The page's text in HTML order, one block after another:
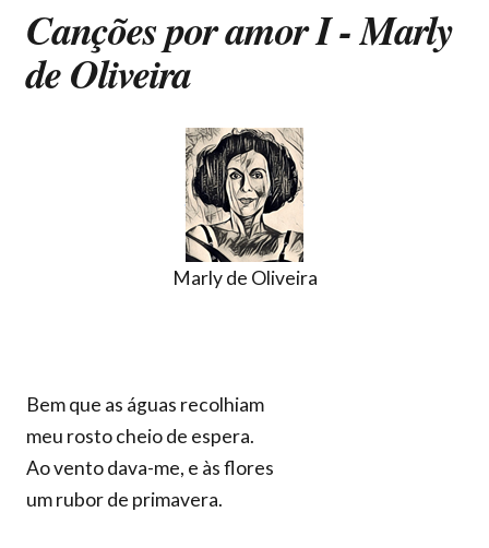
Canções por amor I - Marly
de Oliveira
Marly de Oliveira
Bem que as águas recolhiam
meu rosto cheio de espera.
Ao vento dava-me, e às flores
um rubor de primavera.